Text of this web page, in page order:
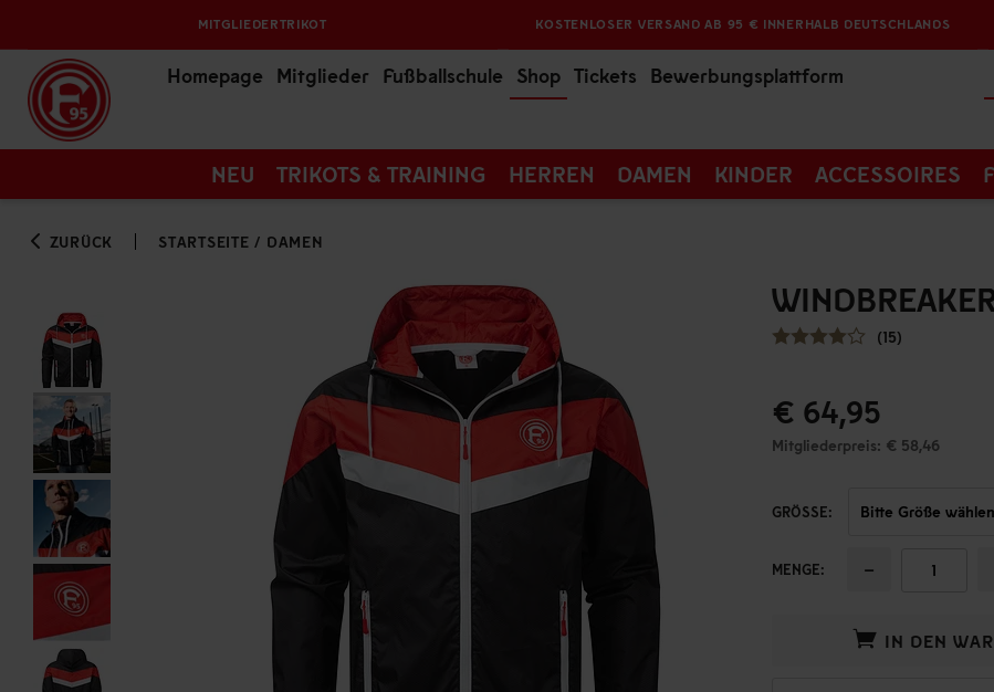
MITGLIEDERTRIKOT KOSTENLOSER VERSAND AB 95 € INNERHALB DEUTSCHLANDS
Homepage Mitglieder Fußballschule Shop Tickets Bewerbungsplattform
NEU TRIKOTS & TRAINING HERREN DAMEN KINDER ACCESSOIRES
ZURÜCK STARTSEITE / DAMEN
(15)
€ 64,95
Mitgliederpreis: € 58,46
GRÖSSE:
MENGE: −
IN DEN